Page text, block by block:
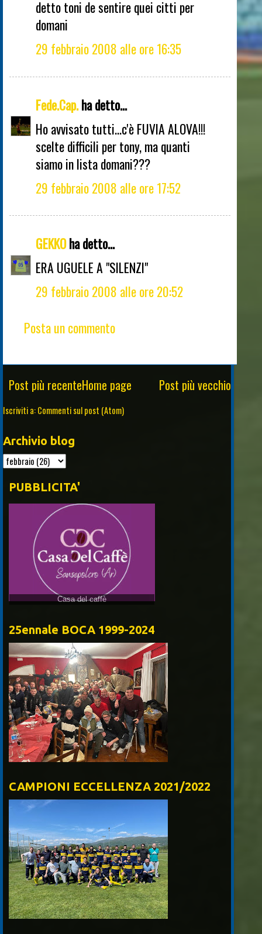
detto toni de sentire quei citti per
domani
29 febbraio 2008 alle ore 16:35
Fede.Cap.ha detto...
Ho avvisato tutti...c'è FUVIA ALOVA!!!
scelte difficili per tony, ma quanti
siamo in lista domani???
29 febbraio 2008 alle ore 17:52
GEKKOha detto...
ERA UGUELE A "SILENZI"
29 febbraio 2008 alle ore 20:52
Posta un commento
Post più recente Post più vecchio
Home page
Iscriviti a:Commenti sul post (Atom)
Archivio blog
PUBBLICITA'
25ennale BOCA 1999-2024
CAMPIONI ECCELLENZA 2021/2022